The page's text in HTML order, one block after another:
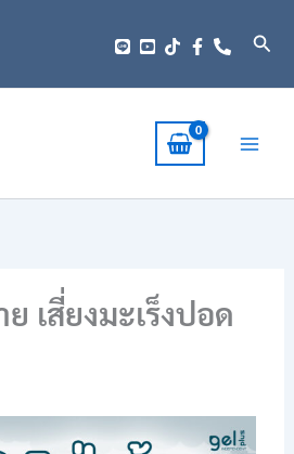
เสี่ยงมะเร็งปอด